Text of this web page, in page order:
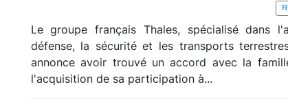
Le groupe français Thales, spécialisé dans
défense, la sécurité et les transports
annonce avoir trouvé un accord avec la
l'acquisition de sa participation à...